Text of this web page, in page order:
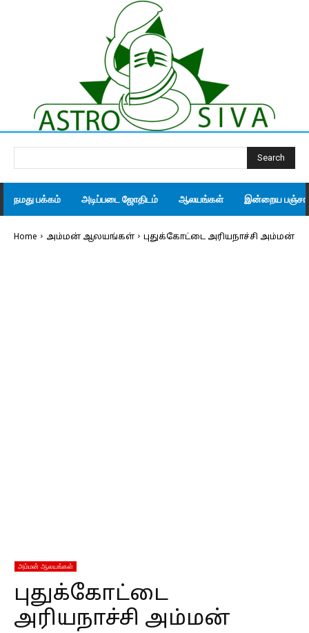
Search
நமது பக்கம் அடிப்படை ஜோதிடம் ஆலயங்கள் இன்றைய
Home அம்மன் ஆலயங்கள் புதுக்கோட்டை அரியநாச்சி அம்மன்
அம்மன் ஆலயங்கள்
புதுக்கோட்டை
அரியநாச்சி அம்மன்